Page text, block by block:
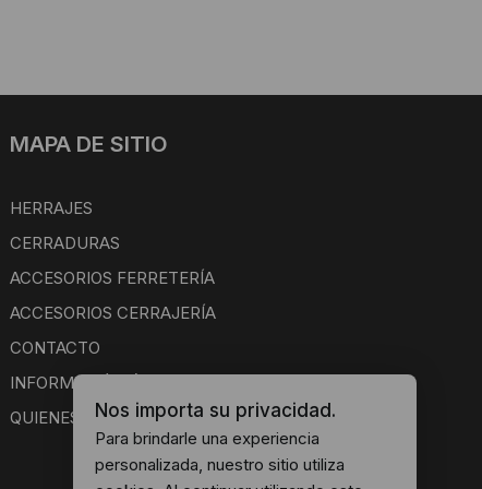
MAPA DE SITIO
HERRAJES
CERRADURAS
ACCESORIOS FERRETERÍA
ACCESORIOS CERRAJERÍA
CONTACTO
INFORMACIÓN ÚTIL
QUIENES SOMOSNos importa su privacidad.
Para brindarle una experiencia
personalizada, nuestro sitio utiliza